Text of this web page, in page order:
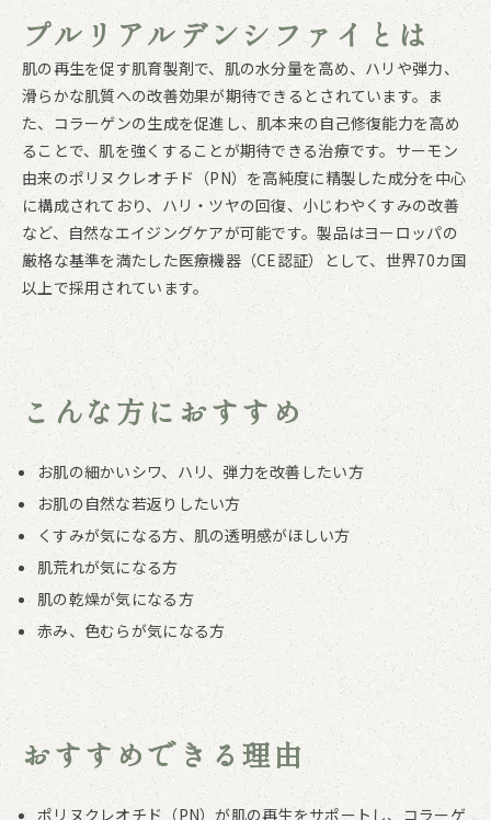
プルリアルデンシファイとは
肌の再生を促す肌育製剤で、肌の水分量を高め、ハリや弾力、
滑らかな肌質への改善効果が期待できるとされています。ま
た、コラーゲンの生成を促進し、肌本来の自己修復能力を高め
ることで、肌を強くすることが期待できる治療です。サーモン
由来のポリヌクレオチド（PN）を高純度に精製した成分を中心
に構成されており、ハリ・ツヤの回復、小じわやくすみの改善
など、自然なエイジングケアが可能です。製品はヨーロッパの
厳格な基準を満たした医療機器（CE認証）として、世界70カ国
以上で採用されています。
こんな方におすすめ
お肌の細かいシワ、ハリ、弾力を改善したい方
お肌の自然な若返りしたい方
くすみが気になる方、肌の透明感がほしい方
肌荒れが気になる方
肌の乾燥が気になる方
赤み、色むらが気になる方
おすすめできる理由
ポリヌクレオチド（PN）が肌の再生をサポートし、コラーゲ